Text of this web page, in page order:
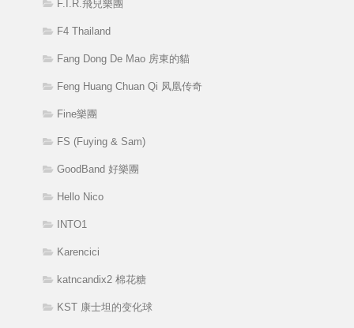
F.I.R.飛兒樂團
F4 Thailand
Fang Dong De Mao 房東的貓
Feng Huang Chuan Qi 凤凰传奇
Fine樂團
FS (Fuying & Sam)
GoodBand 好樂團
Hello Nico
INTO1
Karencici
katncandix2 棉花糖
KST 康士坦的变化球